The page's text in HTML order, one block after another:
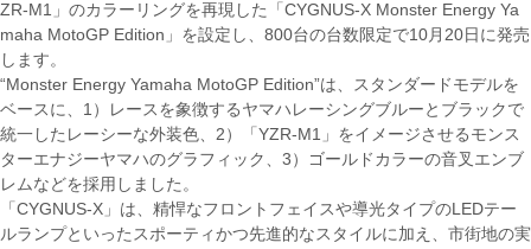
ZR-M1」のカラーリングを再現した「CYGNUS-X Monster Energy Ya
maha MotoGP Edition」を設定し、800台の台数限定で10月20日に発売
します。
“Monster Energy Yamaha MotoGP Edition”は、スタンダードモデルを
ベースに、1）レースを象徴するヤマハレーシングブルーとブラックで
統一したレーシーな外装色、2）「YZR-M1」をイメージさせるモンス
ターエナジーヤマハのグラフィック、3）ゴールドカラーの音叉エンブ
レムなどを採用しました。
「CYGNUS-X」は、精悍なフロントフェイスや導光タイプのLEDテー
ルランプといったスポーティかつ先進的なスタイルに加え、市街地の実